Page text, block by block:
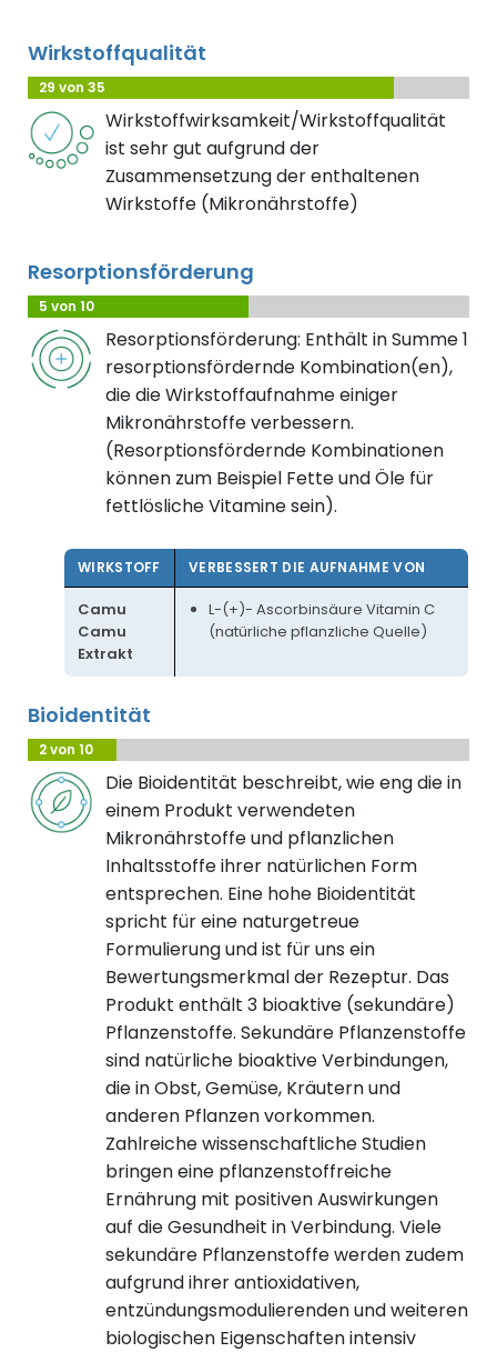
Wirkstoffqualität
29 von 35
Wirkstoffwirksamkeit/Wirkstoffqualität
ist sehr gut aufgrund der
Zusammensetzung der enthaltenen
Wirkstoffe (Mikronährstoffe)
Resorptionsförderung
5 von 10
Resorptionsförderung: Enthält in Summe 1
resorptionsfördernde Kombination(en),
die die Wirkstoffaufnahme einiger
Mikronährstoffe verbessern.
(Resorptionsfördernde Kombinationen
können zum Beispiel Fette und Öle für
fettlösliche Vitamine sein).
WIRKSTOFF VERBESSERT DIE AUFNAHME VON
Camu
Camu
Extrakt
L-(+)- Ascorbinsäure Vitamin C
(natürliche pflanzliche Quelle)
Bioidentität
2 von 10
Die Bioidentität beschreibt, wie eng die in
einem Produkt verwendeten
Mikronährstoffe und pflanzlichen
Inhaltsstoffe ihrer natürlichen Form
entsprechen. Eine hohe Bioidentität
spricht für eine naturgetreue
Formulierung und ist für uns ein
Bewertungsmerkmal der Rezeptur. Das
Produkt enthält 3 bioaktive (sekundäre)
Pflanzenstoffe. Sekundäre Pflanzenstoffe
sind natürliche bioaktive Verbindungen,
die in Obst, Gemüse, Kräutern und
anderen Pflanzen vorkommen.
Zahlreiche wissenschaftliche Studien
bringen eine pflanzenstoffreiche
Ernährung mit positiven Auswirkungen
auf die Gesundheit in Verbindung. Viele
sekundäre Pflanzenstoffe werden zudem
aufgrund ihrer antioxidativen,
entzündungsmodulierenden und weiteren
biologischen Eigenschaften intensiv